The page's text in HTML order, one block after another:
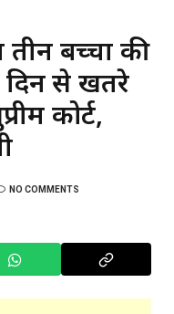
बच्चों की
से खतरे
कोर्ट,
NO COMMENTS